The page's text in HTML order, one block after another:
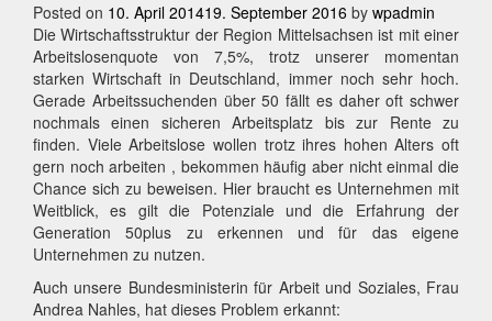
Posted on 10. April 201419. September 2016 by wpadmin
Die Wirtschaftsstruktur der Region Mittelsachsen ist mit einer
Arbeitslosenquote von 7,5%, trotz unserer momentan
starken Wirtschaft in Deutschland, immer noch sehr hoch.
Gerade Arbeitssuchenden über 50 fällt es daher oft schwer
nochmals einen sicheren Arbeitsplatz bis zur Rente zu
finden. Viele Arbeitslose wollen trotz ihres hohen Alters oft
gern noch arbeiten , bekommen häufig aber nicht einmal die
Chance sich zu beweisen. Hier braucht es Unternehmen mit
Weitblick, es gilt die Potenziale und die Erfahrung der
Generation 50plus zu erkennen und für das eigene
Unternehmen zu nutzen.
Auch unsere Bundesministerin für Arbeit und Soziales, Frau
Andrea Nahles, hat dieses Problem erkannt: